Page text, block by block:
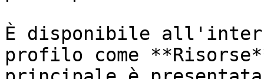
È disponibile
profilo come